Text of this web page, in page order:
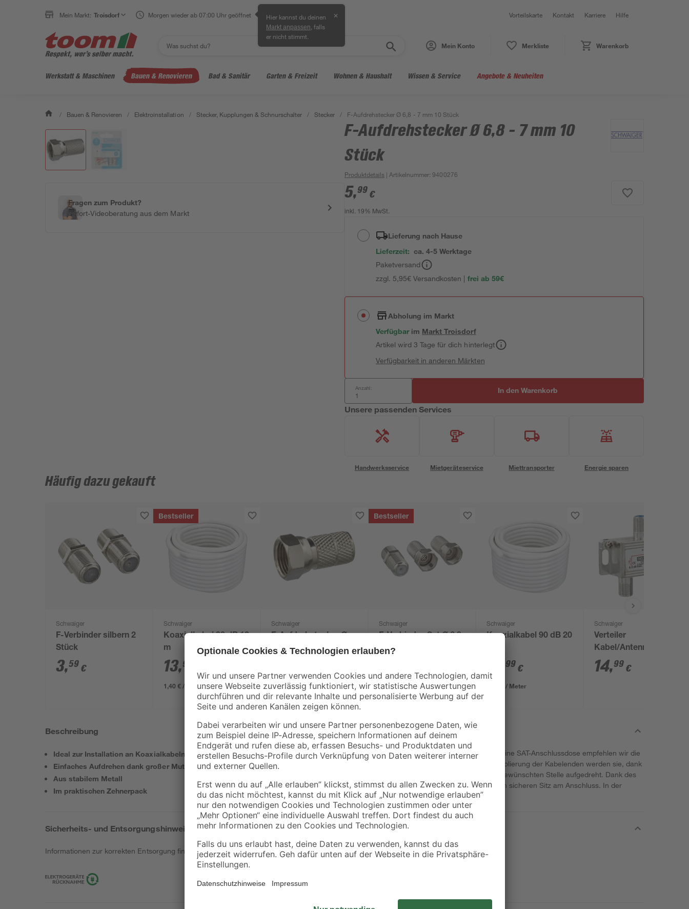
Mein Markt: Troisdorf Morgen wieder ab 07:00 Uhr geöffnet Hier kannst du deinen
Markt anpassen , falls
er nicht stimmt.
✕ Vorteilskarte Kontakt Karriere Hilfe
Mein Konto Merkliste Warenkorb
Werkstatt & Maschinen Bauen & Renovieren Bad & Sanitär Garten & Freizeit Wohnen & Haushalt Wissen & Service Angebote & Neuheiten
/ Bauen & Renovieren / Elektroinstallation / Stecker, Kupplungen & Schnurschalter / Stecker / F-Aufdrehstecker Ø 6,8 - 7 mm 10 Stück
Fragen zum Produkt?
Sofort-Videoberatung aus dem Markt
F-Aufdrehstecker Ø 6,8 - 7 mm 10
Stück
Produktdetails | Artikelnummer:9400276
5,99 €
inkl. 19% MwSt.
Lieferung nach Hause
Lieferzeit: ca. 4-5 Werktage
Paketversand
zzgl. 5,95€ Versandkosten | frei ab 59€
Abholung im Markt
Verfügbar im MarktTroisdorf
Artikel wird 3 Tage für dich hinterlegt
Verfügbarkeit in anderen Märkten
Anzahl: In den Warenkorb
Unsere passenden Services
Handwerksservice Mietgeräteservice Miettransporter Energie sparen
Häufig dazu gekauft
Schwaiger
F-Verbinder silbern 2
Stück
3,59 €
Bestseller
Schwaiger
Koaxialkabel 90 dB 10
m
13,99
1,40 € / Meter
Schwaiger
6,5 mm 10 Stück
Bestseller
Schwaiger
- 7 mm 3-tlg.
Schwaiger
Koaxialkabel 90 dB 20
99 €
1,10 € / Meter
Schwaiger
Verteiler
Kabel/Antenne/SAT
2-fach
14,99 €
Beschreibung
Ideal zur Installation an Koaxialkabeln
Einfaches Aufdrehen dank großer Mutter
Aus stabilem Metall
Im praktischen Zehnerpack
Zum sicheren Anschluss von Koaxialkabeln an eine SAT-Anschlussdose empfehlen wir die
F-Aufdrehstecker von Schwaiger. Nach der Abisolierung der Kabelenden werden sie, dank
der breiten Mutter, schnell und einfach auf der gewünschten Stelle aufgedreht. Dank des
stabilen Metallgehäuses haben die Stecker einen sicheren Sitz am Anschluss. In der
Packung sind zehn Stück enthalten.
Sicherheits- und Entsorgungshinweise
Informationen zur korrekten Entsorgung findest duhier.